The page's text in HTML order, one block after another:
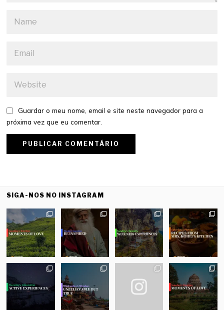
Guardar o meu nome, email e site neste navegador para a
próxima vez que eu comentar.
SIGA-NOS NO INSTAGRAM